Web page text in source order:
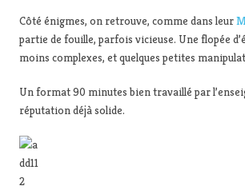
Côté énigmes, on retrouve, comme dans leur
partie de fouille, parfois vicieuse. Une flopée
moins complexes, et quelques petites
Un format 90 minutes bien travaillé par
réputation déjà solide.